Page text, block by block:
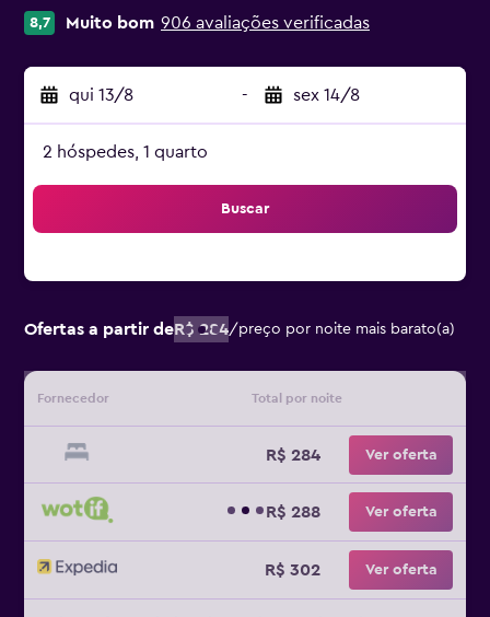
8,7 Muito bom 906 avaliações verificadas
qui 13/8 - sex 14/8
2 hóspedes, 1 quarto
Buscar
Ofertas a partir deR$ 284/preço por noite mais barato(a)
Fornecedor Total por noite
R$ 284 Ver oferta
R$ 288 Ver oferta
R$ 302 Ver oferta